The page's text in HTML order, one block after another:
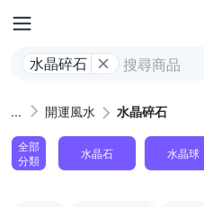
水晶碎石
開運風水 水晶碎石
全部
分類
水晶石 水晶球